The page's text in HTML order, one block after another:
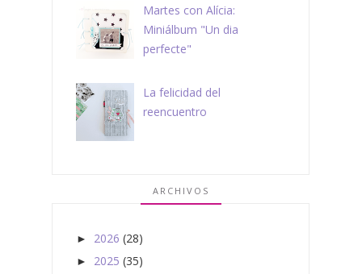
Martes con Alícia:
Miniálbum "Un dia
perfecte"
La felicidad del
reencuentro
ARCHIVOS
► 2026 (28)
► 2025 (35)